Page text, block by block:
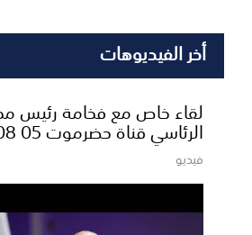
أخر الفيديوهات
لقاء خاص مع فخامة رئيس
الرئاسي قناة حضرموت 05 08 2024
فيديو